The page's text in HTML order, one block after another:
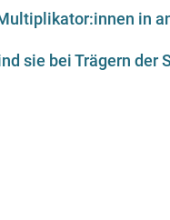
in
sie bei Trägern der